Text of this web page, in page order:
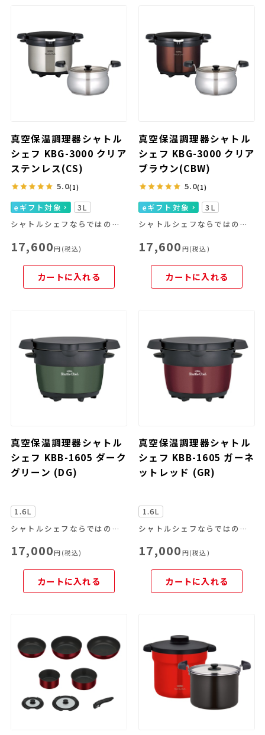
真空保温調理器シャトル
シェフ KBG-3000 クリア
ステンレス(CS)
5.0(1)
eギフト対象
3L
シャトルシェフならではの便利な機能を豊富なラインナップから
17,600円(税込)
カートに入れる
真空保温調理器シャトル
シェフ KBG-3000 クリア
ブラウン(CBW)
5.0(1)
eギフト対象
3L
シャトルシェフならではの便利な機能を豊富なラインナップから
17,600 円(税込)
カートに入れる
真空保温調理器シャトル
シェフ KBB-1605 ダーク
グリーン (DG)
1.6L
シャトルシェフならではの便利な機能を豊富なラインナップから
17,000円(税込)
カートに入れる
真空保温調理器シャトル
シェフ KBB-1605 ガーネ
ットレッド (GR)
1.6L
シャトルシェフならではの便利な機能を豊富なラインナップから
17,000 円(税込)
カートに入れる